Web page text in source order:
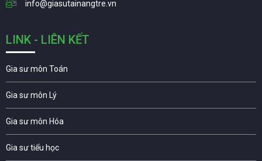
info@giasutainangtre.vn
LINK - LIÊN KẾT
Gia sư môn Toán
Gia sư môn Lý
Gia sư môn Hóa
Gia sư tiểu học